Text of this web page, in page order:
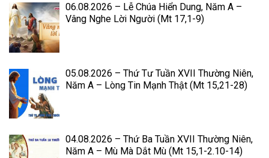
06.08.2026 – Lễ Chúa Hiển Dung, Năm A –
Vâng Nghe Lời Người (Mt 17,1-9)
05.08.2026 – Thứ Tư Tuần XVII Thường Niên,
Năm A – Lòng Tin Mạnh Thật (Mt 15,21-28)
04.08.2026 – Thứ Ba Tuần XVII Thường Niên,
Năm A – Mù Mà Dắt Mù (Mt 15,1-2.10-14)